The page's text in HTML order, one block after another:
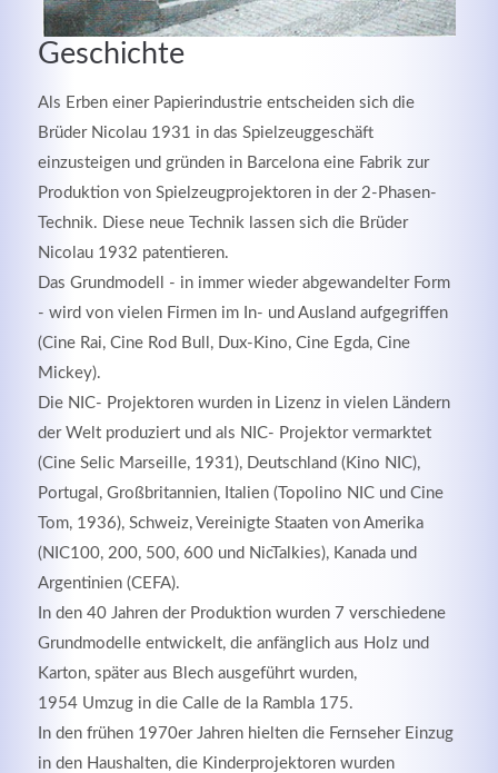
Geschichte
Als Erben einer Papierindustrie entscheiden sich die
Brüder Nicolau 1931 in das Spielzeuggeschäft
einzusteigen und gründen in Barcelona eine Fabrik zur
Produktion von Spielzeugprojektoren in der 2-Phasen-
Technik. Diese neue Technik lassen sich die Brüder
Nicolau 1932 patentieren.
Das Grundmodell - in immer wieder abgewandelter Form
- wird von vielen Firmen im In- und Ausland aufgegriffen
(Cine Rai, Cine Rod Bull, Dux-Kino, Cine Egda, Cine
Mickey).
Die NIC- Projektoren wurden in Lizenz in vielen Ländern
der Welt produziert und als NIC- Projektor vermarktet
(Cine Selic Marseille, 1931), Deutschland (Kino NIC),
Portugal, Großbritannien, Italien (Topolino NIC und Cine
Tom, 1936), Schweiz, Vereinigte Staaten von Amerika
(NIC100, 200, 500, 600 und NicTalkies), Kanada und
Argentinien (CEFA).
In den 40 Jahren der Produktion wurden 7 verschiedene
Grundmodelle entwickelt, die anfänglich aus Holz und
Karton, später aus Blech ausgeführt wurden,
1954 Umzug in die Calle de la Rambla 175.
In den frühen 1970er Jahren hielten die Fernseher Einzug
in den Haushalten, die Kinderprojektoren wurden
Kontaktdaten
Herbert Lukaszewski
info@optical-toys.com
http://www.optical-toys.com
Login
Passwort
Registrieren